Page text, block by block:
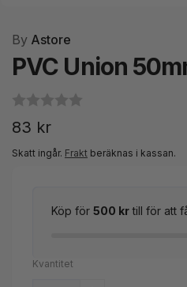
By Astore
PVC Union
Ordinarie
pris
83 kr
Skatt ingår. Frakt beräknas i kassan.
Köp för 500 krtill för att
Kvantitet